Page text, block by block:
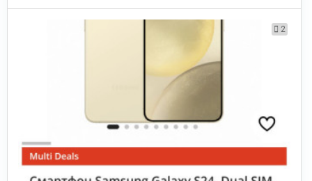
2